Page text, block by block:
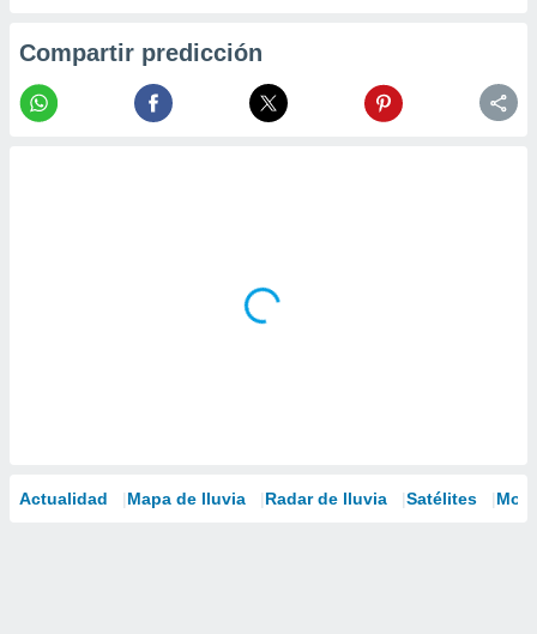
Compartir predicción
Actualidad Mapa de lluvia Radar de lluvia Satélites